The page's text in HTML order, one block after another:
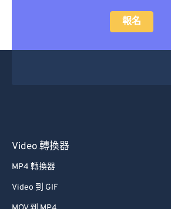
報名
Video 轉換器
MP4 轉換器
Video 到 GIF